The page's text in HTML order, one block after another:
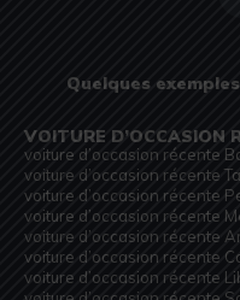
Quelques
VOITURE D’OCCASION
voiture d’occasion récente
voiture d’occasion récente
voiture d’occasion récente
voiture d’occasion récente
voiture d’occasion récente
voiture d’occasion récente
voiture d’occasion récente